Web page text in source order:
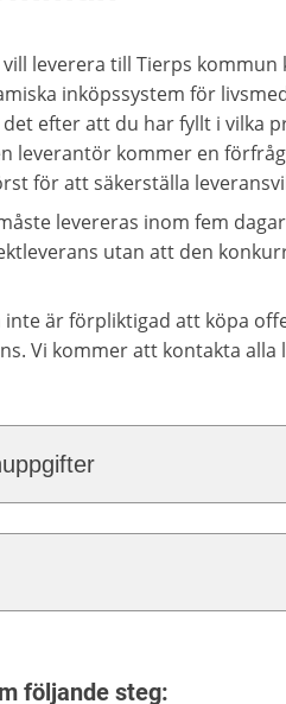
leverera till Tierps
inköpssystem för
efter att du har fyllt i vilka
leverantör kommer en
för att säkerställa
levereras inom fem
utan att den
är förpliktigad att köpa
Vi kommer att kontakta
följande steg: